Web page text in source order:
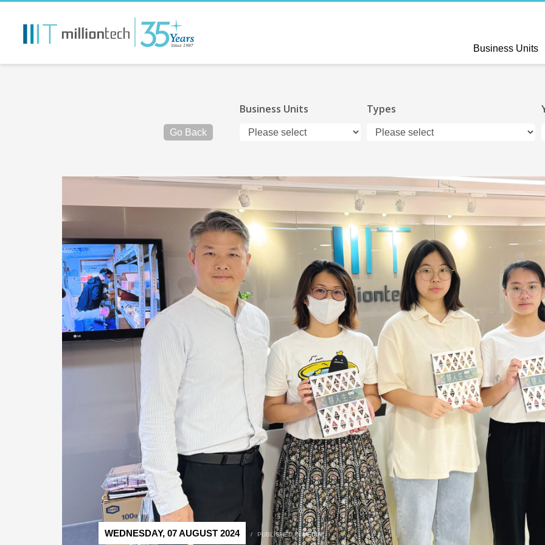
Business Units
Go Back
Business Units Types
WEDNESDAY, 07 AUGUST 2024 / PUBLISHED INMEDIA